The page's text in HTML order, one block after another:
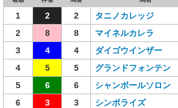
1 2 2 タニノカレッジ
2
8 8 マイネルカレラ
3
4 4 ダイゴウインザー
4
5 5 グランドフォンテン
5
6 6 シャンボールソロン
6
3 3 シンボライズ